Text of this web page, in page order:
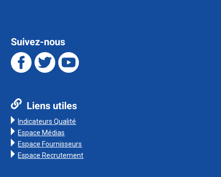
Suivez-nous
Liens utiles
Indicateurs Qualité
Espace Médias
Espace Fournisseurs
Espace Recrutement